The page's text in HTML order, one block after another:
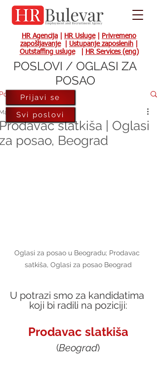
HR Agencija HR Usluge|
Privremeno
zapošljavanje| Ustupanje zaposlenih
Outstaffing usluge| HR Services (eng)
slatkiša | Oglasi
posao, Beograd
5, 2021
Oglasi za posao u Beogradu; Prodavac
satkiša, Oglasi za posao Beograd
U potrazi smo za kandidatima
koji bi radili na poziciji:
Prodavac slatkiša
(Beograd)
Prijavi se
Svi poslovi
POSLOVI / OGLASI ZA
POSAO